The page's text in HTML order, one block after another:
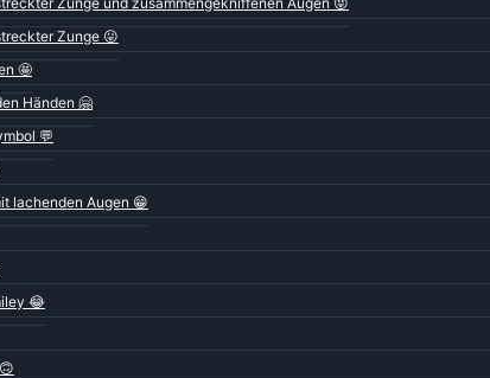
Zunge 😛
🤩
Händen 🤗
💬
lachenden Augen 😁
😂